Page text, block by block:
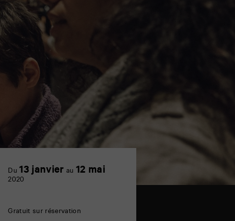
Du 13 janvier au 12 mai
2020
Gratuit sur réservation